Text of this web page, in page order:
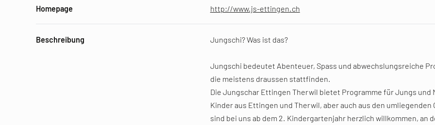
Homepage http://www.js-ettingen.ch
Beschreibung Jungschi? Was ist das?
Jungschi bedeutet Abenteuer, Spass und abwechslungsreiche
die meistens draussen stattfinden.
Die Jungschar Ettingen Therwil bietet Programme für Jungs und
Kinder aus Ettingen und Therwil, aber auch aus den umliegenden
sind bei uns ab dem 2. Kindergartenjahr herzlich willkommen, an